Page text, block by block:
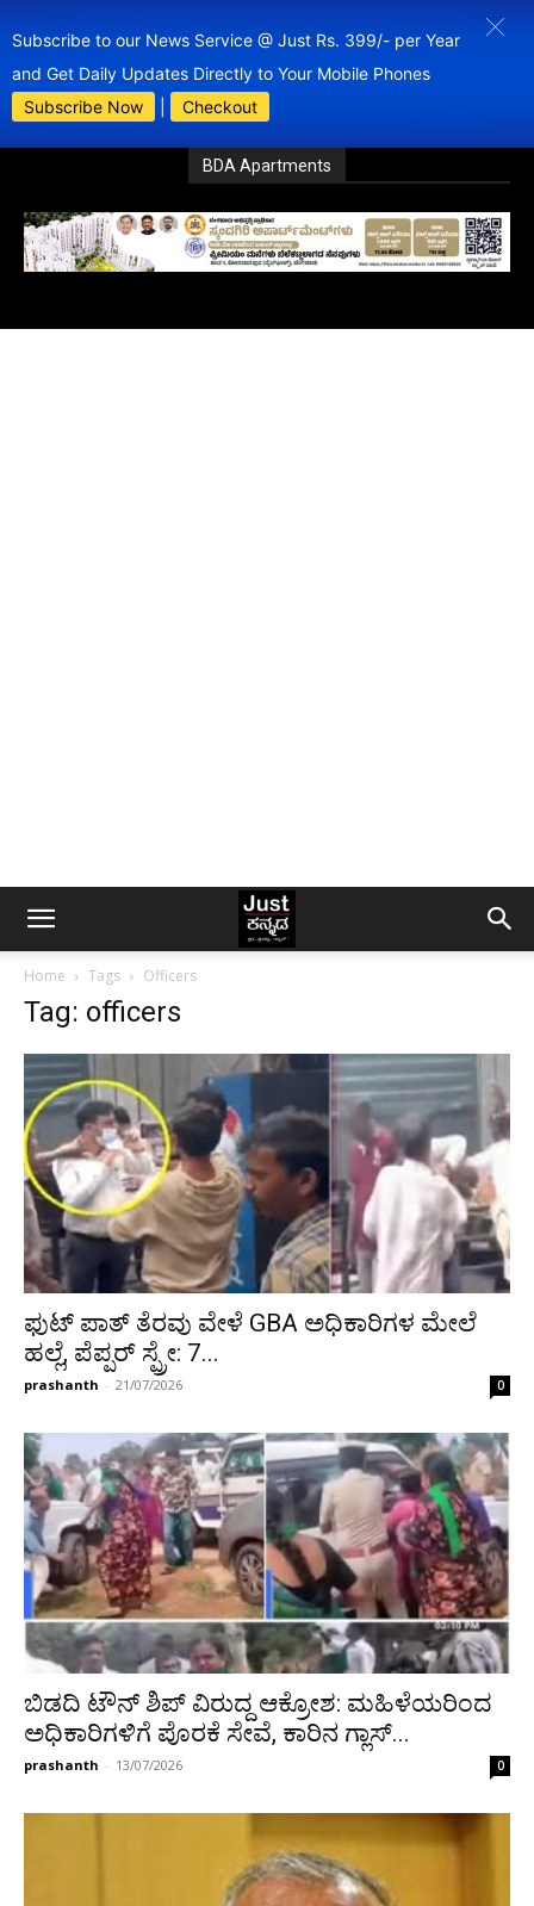
Subscribe to our News Service @ Just Rs. 399/- per Year
and Get Daily Updates Directly to Your Mobile Phones
Subscribe Now
Checkout
BDA Apartments
Home Tags Officers
Tag: officers
ಫುಟ್ ಪಾತ್ ತೆರವು ವೇಳೆ GBA ಅಧಿಕಾರಿಗಳ ಮೇಲೆ
ಹಲ್ಲೆ, ಪೆಪ್ಪರ್ ಸ್ಪ್ರೇ: 7...
prashanth - 21/07/2026 0
ಬಿಡದಿ ಟೌನ್ ಶಿಪ್ ವಿರುದ್ದ ಆಕ್ರೋಶ: ಮಹಿಳೆಯರಿಂದ
ಅಧಿಕಾರಿಗಳಿಗೆ ಪೊರಕೆ ಸೇವೆ, ಕಾರಿನ ಗ್ಲಾಸ್...
prashanth - 13/07/2026 0